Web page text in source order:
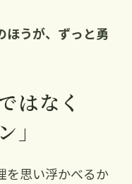
ほうが、ずっと勇
はなく
」
を思い浮かべるか